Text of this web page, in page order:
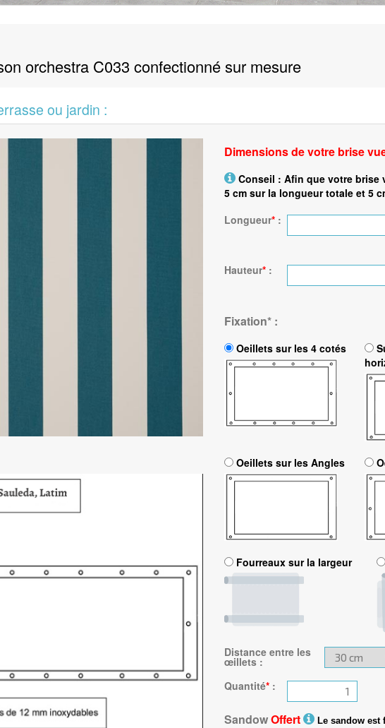
orchestra C033 confectionné sur mesure
ou jardin :
Dimensions de votre brise
Conseil : Afin que votre brise
5 cm sur la longueur totale et 5
Longueur*:
Hauteur*:
Fixation*:
Oeillets sur les 4 cotés
Oeillets sur les Angles
Fourreaux sur la largeur
Distance entre les
œillets:
Quantité*:
SandowOffert Le sandow est